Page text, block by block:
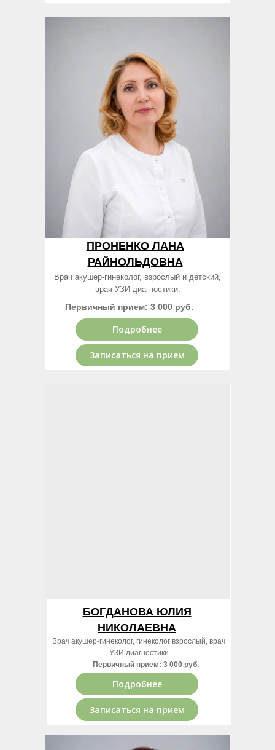
Записаться на прием
ПРОНЕНКО ЛАНА
РАЙНОЛЬДОВНА
Подробнее
Врач акушер-гинеколог, взрослый и детский,
врач УЗИ диагностики.
Первичный прием: 3 000 руб.
Первичный прием: 3 000 руб.
Врач акушер-гинеколог, гинеколог взрослый, врач
УЗИ диагностики
БОГДАНОВА ЮЛИЯ
НИКОЛАЕВНА
Записаться на прием
Подробнее